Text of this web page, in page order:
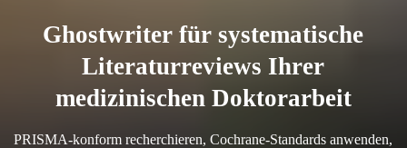
Ghostwriter für systematische
Literaturreviews Ihrer
medizinischen Doktorarbeit
PRISMA-konform recherchieren, Cochrane-Standards anwenden,